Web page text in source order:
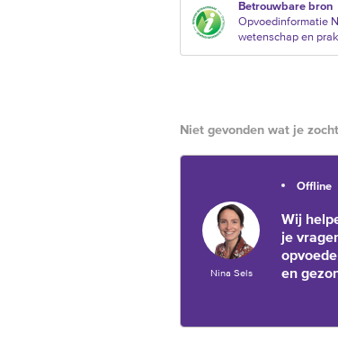
Betrouwbare bron
Opvoedinformatie
wetenschap en
Niet gevonden wat je
Nina Sels
Offline
Wij
je
en